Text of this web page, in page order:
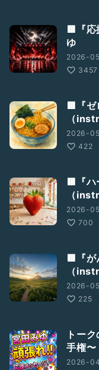
🟥『
ゆ
2026-
3457
🟥『ゼ
（
2026-
422
🟥『ハ
（
2026-
700
🟥『が
（
2026-
225
トー
手権〜
2026-